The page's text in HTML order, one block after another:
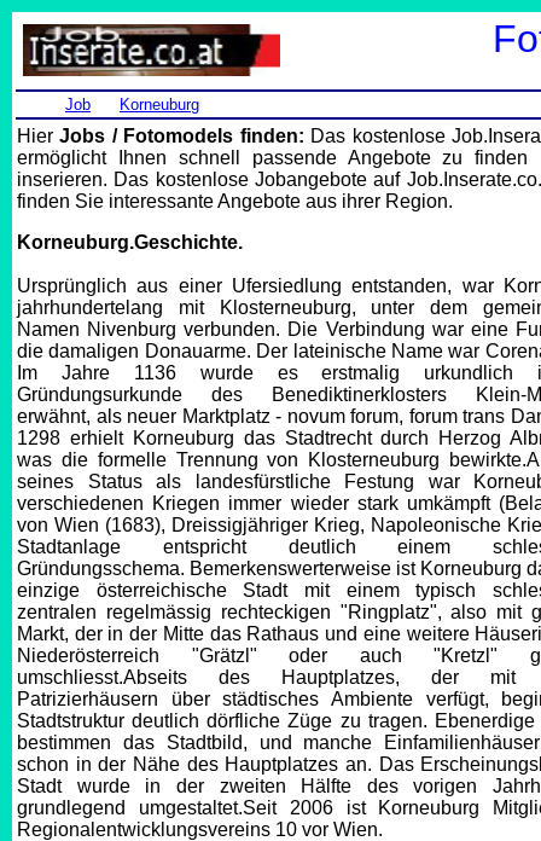
Job Korneuburg
HierJobs / Fotomodels finden: Das kostenlose
ermöglicht Ihnen schnell passende Angebote zu finden
inserieren. Das kostenlose Jobangebote auf
finden Sie interessante Angebote aus ihrer Region.
Korneuburg.Geschichte.
Ursprünglich aus einer Ufersiedlung entstanden, war
jahrhundertelang mit Klosterneuburg, unter dem
Namen Nivenburg verbunden. Die Verbindung war eine
die damaligen Donauarme. Der lateinische Name war
Im Jahre 1136 wurde es erstmalig urkundlich
Gründungsurkunde des Benediktinerklosters Klein-
erwähnt, als neuer Marktplatz - novum forum, forum trans
1298 erhielt Korneuburg das Stadtrecht durch Herzog
was die formelle Trennung von Klosterneuburg
seines Status als landesfürstliche Festung war
verschiedenen Kriegen immer wieder stark umkämpft
von Wien (1683), Dreissigjähriger Krieg, Napoleonische
Stadtanlage entspricht deutlich einem
Gründungsschema. Bemerkenswerterweise ist Korneuburg
einzige österreichische Stadt mit einem typisch
zentralen regelmässig rechteckigen "Ringplatz", also mit
Markt, der in der Mitte das Rathaus und eine weitere
Niederösterreich "Grätzl" oder auch "Kretzl"
umschliesst.Abseits des Hauptplatzes, der mit
Patrizierhäusern über städtisches Ambiente verfügt,
Stadtstruktur deutlich dörfliche Züge zu tragen. Ebenerdige
bestimmen das Stadtbild, und manche
schon in der Nähe des Hauptplatzes an. Das
Stadt wurde in der zweiten Hälfte des vorigen
grundlegend umgestaltet.Seit 2006 ist Korneuburg
Regionalentwicklungsvereins 10 vor Wien.